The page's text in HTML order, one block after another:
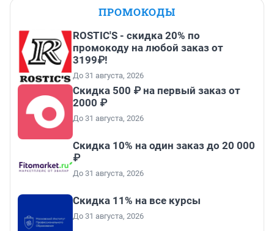
ПРОМОКОДЫ
ROSTIC'S - скидка 20% по
промокоду на любой заказ от
3199₽!
До 31 августа, 2026
Скидка 500 ₽ на первый заказ от
2000 ₽
До 31 августа, 2026
Скидка 10% на один заказ до 20 000
₽
До 31 августа, 2026
Скидка 11% на все курсы
До 31 августа, 2026